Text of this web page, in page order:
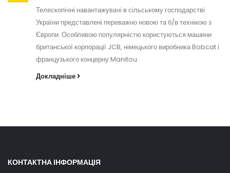
Телескопічні навантажувачі в сільському господарстві
України представлені переважно новою та б/в технікою з
Європи. Особливою популярністю користуються машини
британської корпорації JCB, німецького виробника Bobcat і
французького концерну Manitou.
Докладніше
КОНТАКТНА ІНФОРМАЦІЯ